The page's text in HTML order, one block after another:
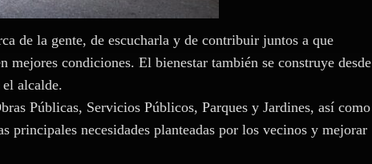
de la gente, de escucharla y de contribuir juntos a que
mejores condiciones. El bienestar también se construye desde
alcalde.
Públicas, Servicios Públicos, Parques y Jardines, así como
principales necesidades planteadas por los vecinos y mejorar